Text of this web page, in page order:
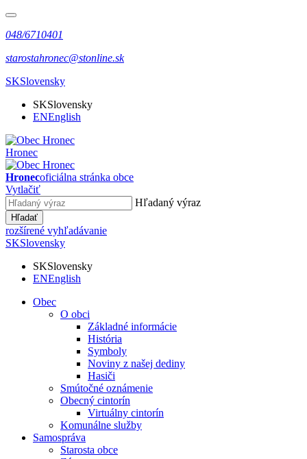
048/6710401
starostahronec@stonline.sk
SKSlovensky
SKSlovensky
ENEnglish
Hronec
Hronecoficiálna stránka obce
Vytlačiť
Hľadaný výraz
Hľadať
rozšírené vyhľadávanie
SKSlovensky
SKSlovensky
ENEnglish
Obec
O obci
Základné informácie
História
Symboly
Noviny z našej dediny
Hasiči
Smútočné oznámenie
Obecný cintorín
Virtuálny cintorín
Komunálne služby
Samospráva
Starosta obce